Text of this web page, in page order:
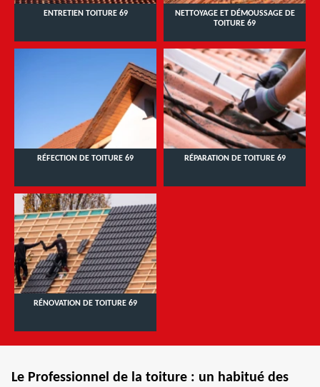
ENTRETIEN TOITURE 69
NETTOYAGE ET DÉMOUSSAGE DE
TOITURE 69
RÉFECTION DE TOITURE 69 RÉPARATION DE TOITURE 69
RÉNOVATION DE TOITURE 69
Le Professionnel de la toiture : un habitué des